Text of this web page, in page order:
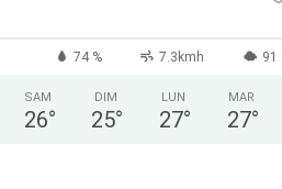
74 % 7.3kmh 91
SAM
26°
DIM
25°
LUN
27°
MAR
27°